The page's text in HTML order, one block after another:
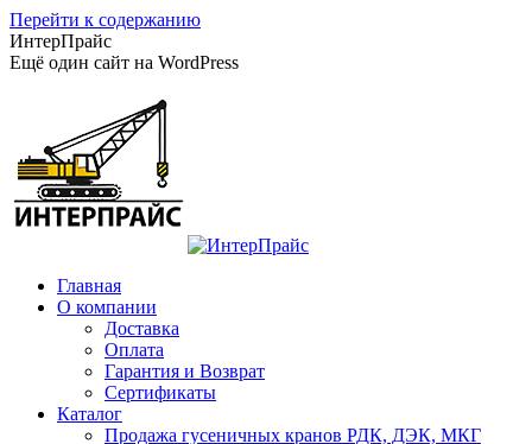
Перейти к содержанию
ИнтерПрайс
Ещё один сайт на WordPress
Главная
О компании
Доставка
Оплата
Гарантия и Возврат
Сертификаты
Каталог
Продажа гусеничных кранов РДК, ДЭК, МКГ